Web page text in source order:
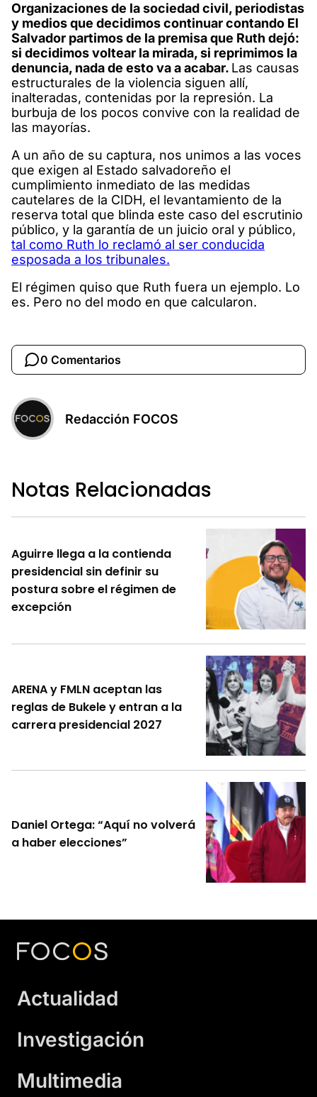
Organizaciones de la sociedad civil, periodistas
y medios que decidimos continuar contando El
Salvador partimos de la premisa que Ruth dejó:
si decidimos voltear la mirada, si reprimimos la
denuncia, nada de esto va a acabar. Las causas
estructurales de la violencia siguen allí,
inalteradas, contenidas por la represión. La
burbuja de los pocos convive con la realidad de
las mayorías.
A un año de su captura, nos unimos a las voces
que exigen al Estado salvadoreño el
cumplimiento inmediato de las medidas
cautelares de la CIDH, el levantamiento de la
reserva total que blinda este caso del escrutinio
público, y la garantía de un juicio oral y público,
tal como Ruth lo reclamó al ser conducida
esposada a los tribunales.
El régimen quiso que Ruth fuera un ejemplo. Lo
es. Pero no del modo en que calcularon.
0 Comentarios
Redacción FOCOS
Notas Relacionadas
Aguirre llega a la contienda
presidencial sin definir su
postura sobre el régimen de
excepción
ARENA y FMLN aceptan las
reglas de Bukele y entran a la
carrera presidencial 2027
Daniel Ortega: “Aquí no volverá
a haber elecciones”
Actualidad
Investigación
Multimedia